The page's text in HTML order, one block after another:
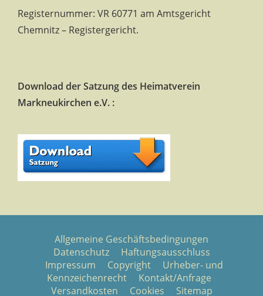
Registernummer: VR 60771 am Amtsgericht
Chemnitz – Registergericht.
Download der Satzung des Heimatverein
Markneukirchen e.V. :
Allgemeine Geschäftsbedingungen
Datenschutz
Haftungsausschluss
Impressum
Copyright
Urheber- und
Kennzeichenrecht
Kontakt/Anfrage
Versandkosten
Cookies Sitemap